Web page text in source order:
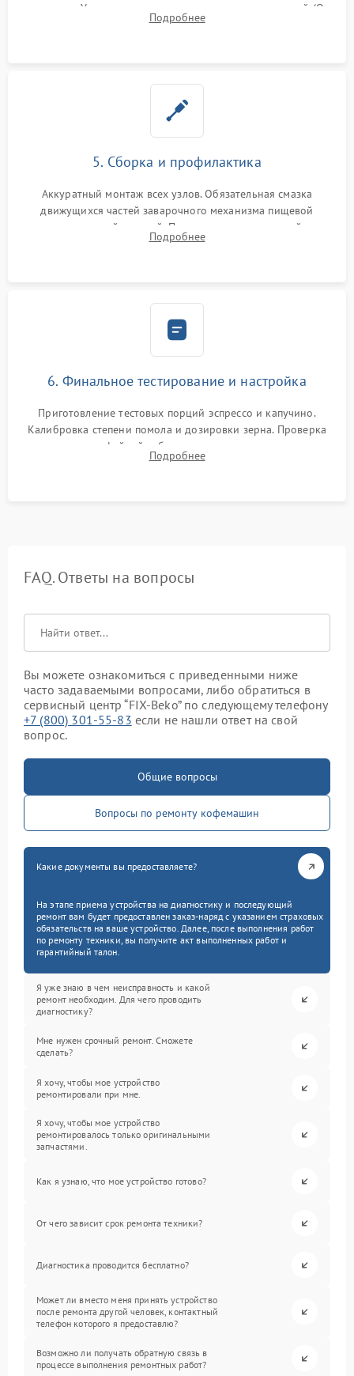
жерновов. Установка новых силиконовых уплотнителей (O-
ring) и тефлоновых трубок для надежного устранения
Подробнее
5. Сборка и профилактика
Аккуратный монтаж всех узлов. Обязательная смазка
движущихся частей заварочного механизма пищевой
силиконовой смазкой. Проведение программной
декальцинации и очистки системы от кофейных масел.
Подробнее
6. Финальное тестирование и настройка
Приготовление тестовых порций эспрессо и капучино.
Калибровка степени помола и дозировки зерна. Проверка
плотности кофейной таблетки, температуры напитка и
качества молочной пены. Контроль отсутствия посторонних
Подробнее
FAQ. Ответы на вопросы
Вы можете ознакомиться с приведенными ниже
часто задаваемыми вопросами, либо обратиться в
сервисный центр “FIX-Beko” по следующему телефону
+7 (800) 301-55-83 если не нашли ответ на свой
вопрос.
Общие вопросы
Вопросы по ремонту кофемашин
Какие документы вы предоставляете?
На этапе приема устройства на диагностику и последующий
ремонт вам будет предоставлен заказ-наряд с указанием страховых
обязательств на ваше устройство. Далее, после выполнения работ
по ремонту техники, вы получите акт выполненных работ и
гарантийный талон.
Я уже знаю в чем неисправность и какой
ремонт необходим. Для чего проводить
диагностику?
Мне нужен срочный ремонт. Сможете
сделать?
Я хочу, чтобы мое устройство
ремонтировали при мне.
Я хочу, чтобы мое устройство
ремонтировалось только оригинальными
запчастями.
Как я узнаю, что мое устройство готово?
От чего зависит срок ремонта техники?
Диагностика проводится бесплатно?
Может ли вместо меня принять устройство
после ремонта другой человек, контактный
телефон которого я предоставлю?
Возможно ли получать обратную связь в
процессе выполнения ремонтных работ?